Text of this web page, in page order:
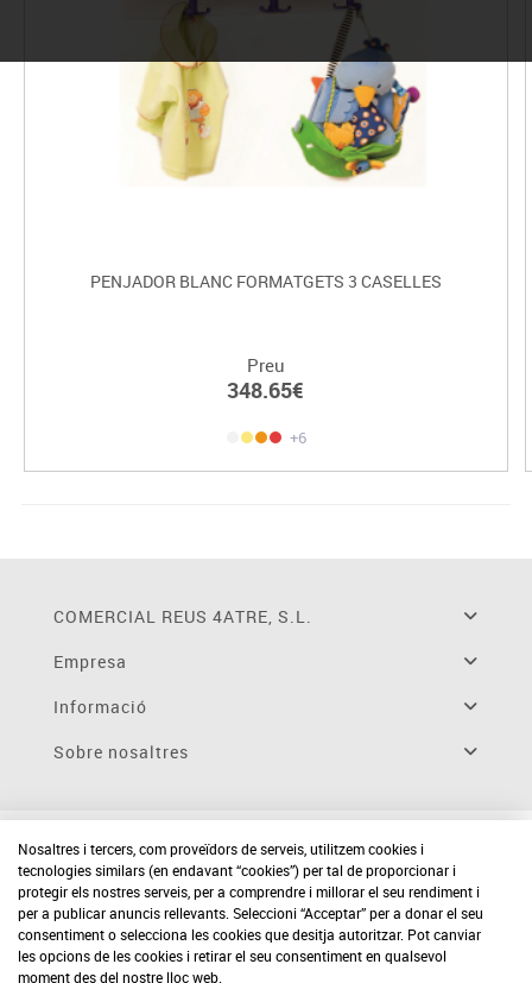
PENJADOR BLANC FORMATGETS 3 CASELLES
Preu
348.65€
+6
COMERCIAL REUS 4ATRE, S.L.
Empresa
Informació
Sobre nosaltres
Nosaltres i tercers, com proveïdors de serveis, utilitzem cookies i
tecnologies similars (en endavant “cookies”) per tal de proporcionar i
protegir els nostres serveis, per a comprendre i millorar el seu rendiment i
per a publicar anuncis rellevants. Seleccioni “Acceptar” per a donar el seu
consentiment o selecciona les cookies que desitja autoritzar. Pot canviar
les opcions de les cookies i retirar el seu consentiment en qualsevol
moment des del nostre lloc web.